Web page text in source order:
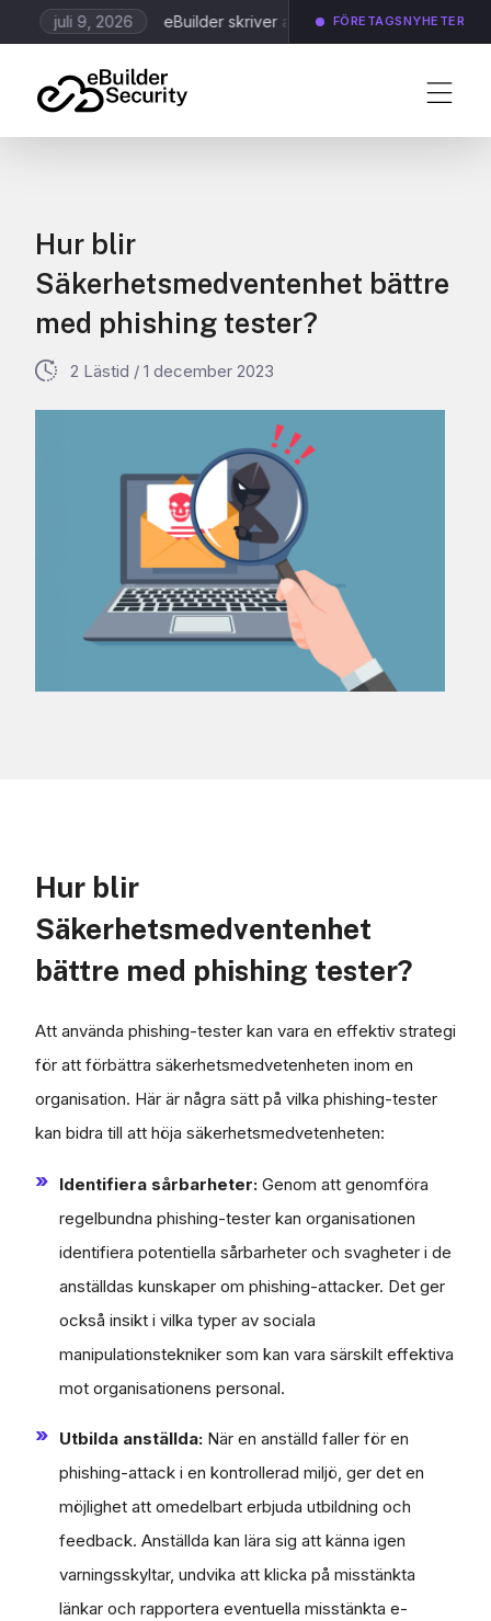
juli 9, 2026 eBuilder skriver avtal kring Application
FÖRETAGSNYHETER
Hur blir
Säkerhetsmedventenhet bättre
med phishing tester?
2 Lästid / 1 december 2023
Hur blir
Säkerhetsmedventenhet
bättre med phishing tester?
Att använda phishing-tester kan vara en effektiv strategi
för att förbättra säkerhetsmedvetenheten inom en
organisation. Här är några sätt på vilka phishing-tester
kan bidra till att höja säkerhetsmedvetenheten:
Identifiera sårbarheter: Genom att genomföra
regelbundna phishing-tester kan organisationen
identifiera potentiella sårbarheter och svagheter i de
anställdas kunskaper om phishing-attacker. Det ger
också insikt i vilka typer av sociala
manipulationstekniker som kan vara särskilt effektiva
mot organisationens personal.
Utbilda anställda: När en anställd faller för en
phishing-attack i en kontrollerad miljö, ger det en
möjlighet att omedelbart erbjuda utbildning och
feedback. Anställda kan lära sig att känna igen
varningsskyltar, undvika att klicka på misstänkta
länkar och rapportera eventuella misstänkta e-